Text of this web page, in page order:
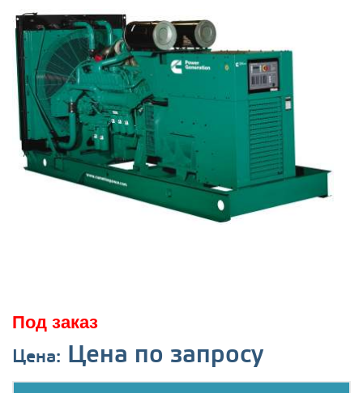
Под заказ
Цена: Цена по запросу